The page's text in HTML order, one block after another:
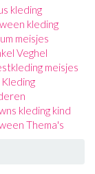
kleding
kleding
meisjes
Veghel
meisjes
Kleding
kleding kind
Thema's